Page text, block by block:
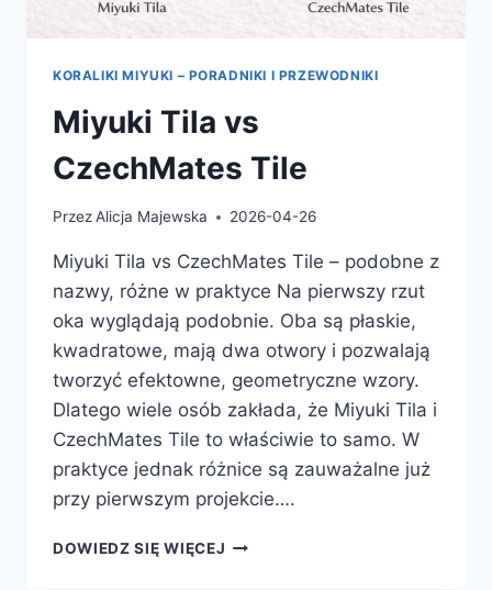
KORALIKI MIYUKI – PORADNIKI I PRZEWODNIKI
Miyuki Tila vs
CzechMates Tile
PrzezAlicja Majewska 2026-04-26
Miyuki Tila vs CzechMates Tile – podobne z
nazwy, różne w praktyce Na pierwszy rzut
oka wyglądają podobnie. Oba są płaskie,
kwadratowe, mają dwa otwory i pozwalają
tworzyć efektowne, geometryczne wzory.
Dlatego wiele osób zakłada, że Miyuki Tila i
CzechMates Tile to właściwie to samo. W
praktyce jednak różnice są zauważalne już
przy pierwszym projekcie….
DOWIEDZ SIĘ WIĘCEJ MIYUKI